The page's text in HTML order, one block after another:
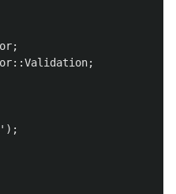
;
Validation;
');